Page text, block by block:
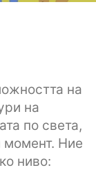
на
на
по света,
момент. Ние
ниво: